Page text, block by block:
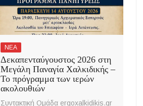
ΝΕΑ
Δεκαπενταύγουστος 2026 στη
Μεγάλη Παναγία Χαλκιδικής –
Το πρόγραμμα των ιερών
ακολουθιών
Συντακτική Ομάδα ergoxalkidikis.gr